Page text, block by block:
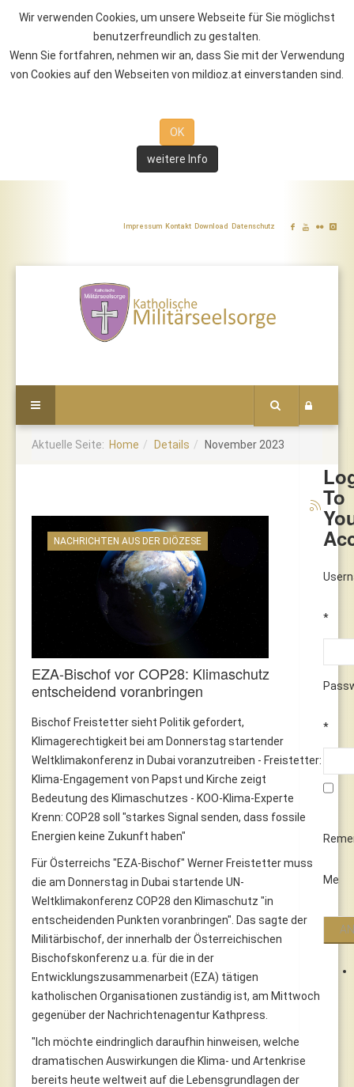
Wir verwenden Cookies, um unsere Webseite für Sie möglichst
benutzerfreundlich zu gestalten.
Wenn Sie fortfahren, nehmen wir an, dass Sie mit der Verwendung
von Cookies auf den Webseiten von mildioz.at einverstanden sind.
OK
weitere Info
Impressum Kontakt Download Datenschutz
To
*
*
Me
Aktuelle Seite: Home Details November 2023
NACHRICHTEN AUS DER DIÖZESE
EZA-Bischof vor COP28: Klimaschutz
entscheidend voranbringen
Bischof Freistetter sieht Politik gefordert,
Klimagerechtigkeit bei am Donnerstag startender
Weltklimakonferenz in Dubai voranzutreiben - Freistetter:
Klima-Engagement von Papst und Kirche zeigt
Bedeutung des Klimaschutzes - KOO-Klima-Experte
Krenn: COP28 soll "starkes Signal senden, dass fossile
Energien keine Zukunft haben"
Für Österreichs "EZA-Bischof" Werner Freistetter muss
die am Donnerstag in Dubai startende UN-
Weltklimakonferenz COP28 den Klimaschutz "in
entscheidenden Punkten voranbringen". Das sagte der
Militärbischof, der innerhalb der Österreichischen
Bischofskonferenz u.a. für die in der
Entwicklungszusammenarbeit (EZA) tätigen
katholischen Organisationen zuständig ist, am Mittwoch
gegenüber der Nachrichtenagentur Kathpress.
"Ich möchte eindringlich daraufhin hinweisen, welche
dramatischen Auswirkungen die Klima- und Artenkrise
bereits heute weltweit auf die Lebensgrundlagen der